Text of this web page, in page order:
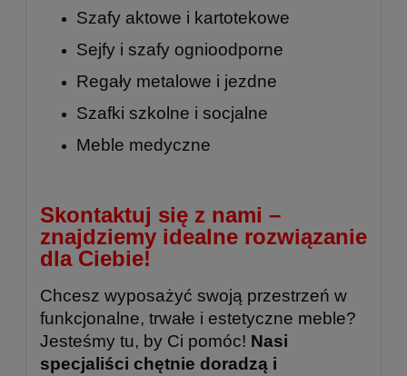
Szafy aktowe i kartotekowe
Sejfy i szafy ognioodporne
Regały metalowe i jezdne
Szafki szkolne i socjalne
Meble medyczne
Skontaktuj się z nami –
znajdziemy idealne rozwiązanie
dla Ciebie!
Chcesz wyposażyć swoją przestrzeń w
funkcjonalne, trwałe i estetyczne meble?
Jesteśmy tu, by Ci pomóc! Nasi
specjaliści chętnie doradzą i